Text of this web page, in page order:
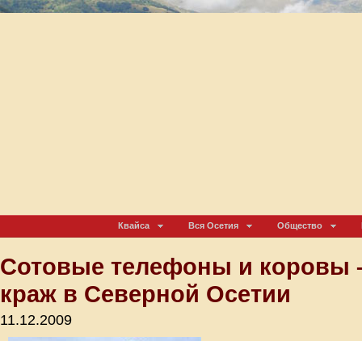
Квайса Вся Осетия Общество
Сотовые телефоны и коровы
краж в Северной Осетии
11.12.2009